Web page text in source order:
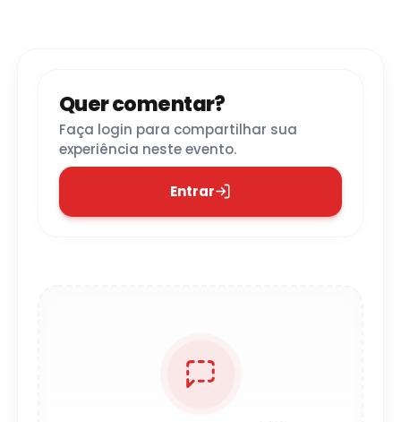
Quer comentar?
Faça login para compartilhar sua
experiência neste evento.
Entrar